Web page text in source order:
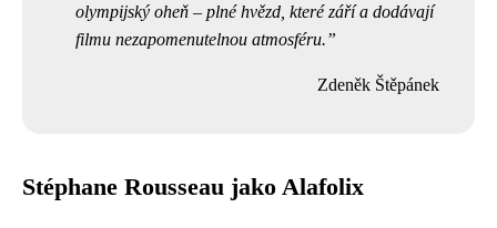
olympijský oheň – plné hvězd, které září a dodávají
filmu nezapomenutelnou atmosféru.
Zdeněk Štěpánek
Stéphane Rousseau jako Alafolix